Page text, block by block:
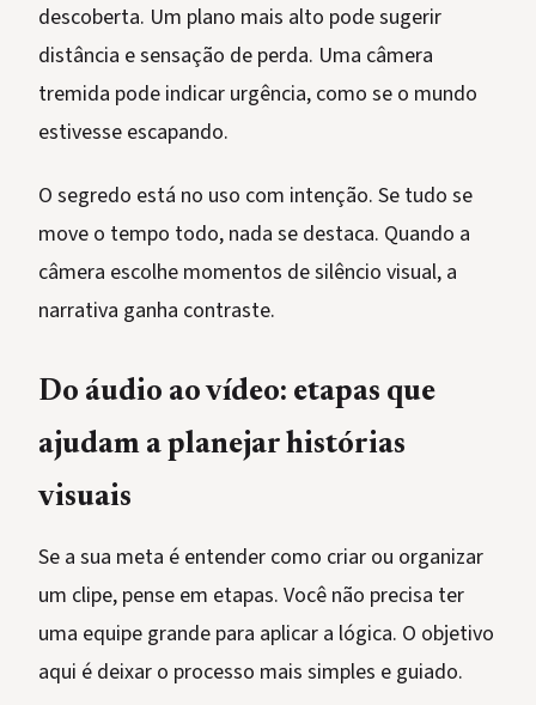
descoberta. Um plano mais alto pode sugerir
distância e sensação de perda. Uma câmera
tremida pode indicar urgência, como se o mundo
estivesse escapando.
O segredo está no uso com intenção. Se tudo se
move o tempo todo, nada se destaca. Quando a
câmera escolhe momentos de silêncio visual, a
narrativa ganha contraste.
Do áudio ao vídeo: etapas que
ajudam a planejar histórias
visuais
Se a sua meta é entender como criar ou organizar
um clipe, pense em etapas. Você não precisa ter
uma equipe grande para aplicar a lógica. O objetivo
aqui é deixar o processo mais simples e guiado.